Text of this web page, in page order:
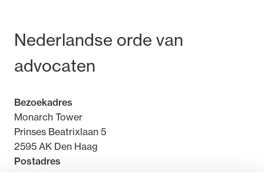
Bezoek- en postadres
Nederlandse orde van
advocaten
Bezoekadres
Monarch Tower
Prinses Beatrixlaan 5
2595 AK Den Haag
Postadres